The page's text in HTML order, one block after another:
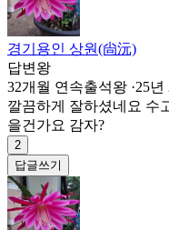
경기용인 상원(尙沅)
답변왕
32개월 연속출석왕 ·25년
깔끔하게 잘하셨네요 수
을건가요 감자?
2
답글쓰기